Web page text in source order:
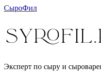
СыроФил
Эксперт по сыру и